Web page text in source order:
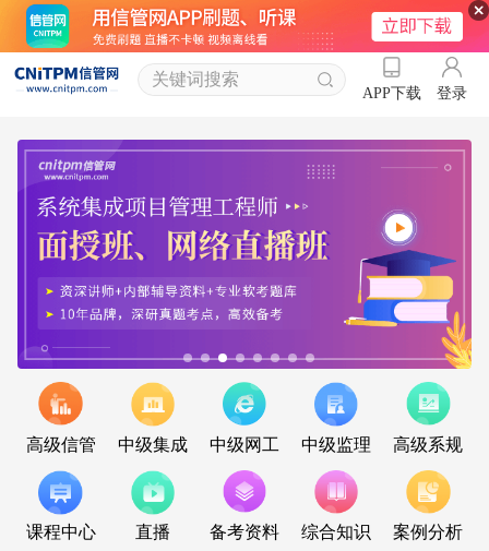
APP下载 登录
高级信管 中级集成 中级网工 中级监理 高级系规
课程中心 直播 备考资料 综合知识 案例分析